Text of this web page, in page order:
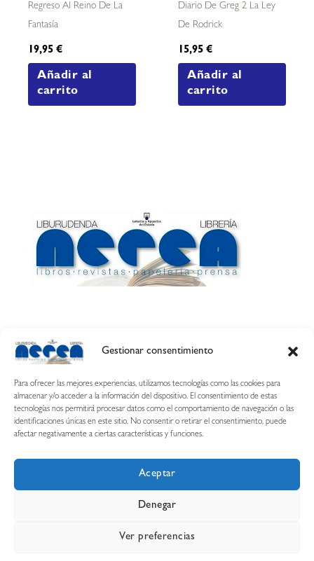
Gestionar consentimiento
Para ofrecer las mejores experiencias, utilizamos tecnologías como las cookies para
almacenar y/o acceder a la información del dispositivo. El consentimiento de estas
tecnologías nos permitirá procesar datos como el comportamiento de navegación o las
identificaciones únicas en este sitio. No consentir o retirar el consentimiento, puede
afectar negativamente a ciertas características y funciones.
Aceptar
Denegar
Ver preferencias
Regreso Al Reino De La
Fantasía
19,95€
Añadir al
carrito
Diario De Greg 2 La Ley
De Rodrick
15,95€
Añadir al
carrito
Calle Esquíroz, 27
687 54 31 70
nerearetamonge@gmail.com
Aviso legal
Condiciones de uso y compra